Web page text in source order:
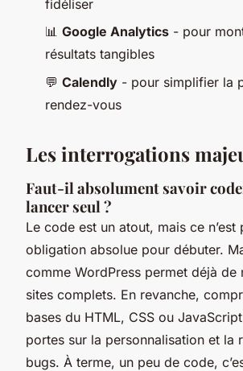
fidéliser
📊 Google Analytics - pour
résultats tangibles
💬 Calendly - pour simplifier la
rendez-vous
Les interrogations
Faut-il absolument savoir
lancer seul ?
Le code est un atout, mais ce n’est
obligation absolue pour débuter.
comme WordPress permet déjà de
sites complets. En revanche,
bases du HTML, CSS ou
portes sur la personnalisation et la
bugs. À terme, un peu de code,